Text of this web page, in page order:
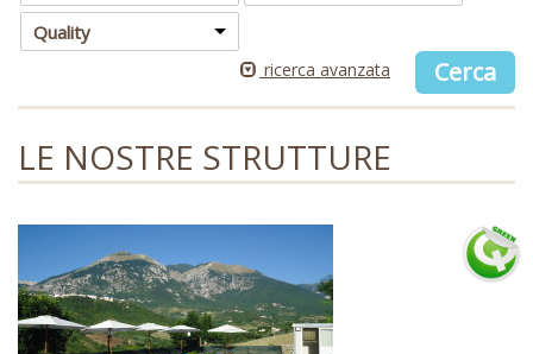
v
i
t
o
n
Quality
ricerca avanzata
@en
in lingua @en
balsamico @en
da fonte @en
LE NOSTRE STRUTTURE